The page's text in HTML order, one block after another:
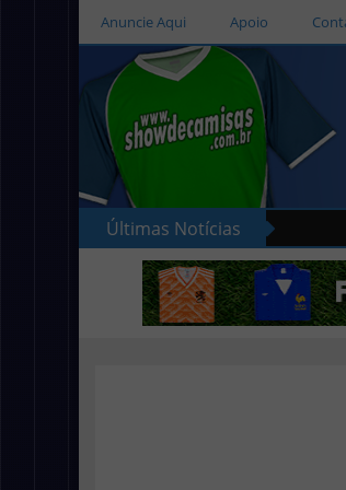
Anuncie Aqui Apoio
Últimas Notícias